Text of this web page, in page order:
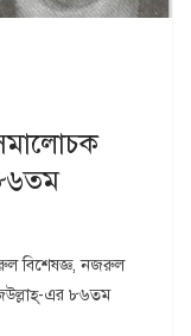
বিশেষজ্ঞ, নজরুল
এর ৮৬তম